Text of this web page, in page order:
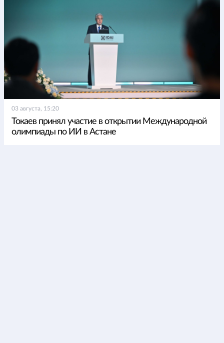
03 августа, 15:20
Токаев принял участие в открытии Международной
олимпиады по ИИ в Астане